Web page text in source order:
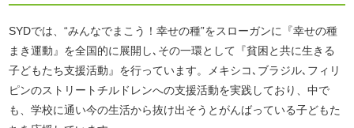
SYDでは、“みんなでまこう！幸せの種”をスローガンに『幸せの種
まき運動』を全国的に展開し､その一環として『貧困と共に生きる
子どもたち支援活動』を行っています。メキシコ､ブラジル､フィリ
ピンのストリートチルドレンへの支援活動を実践しており、中で
も、学校に通い今の生活から抜け出そうとがんばっている子どもた